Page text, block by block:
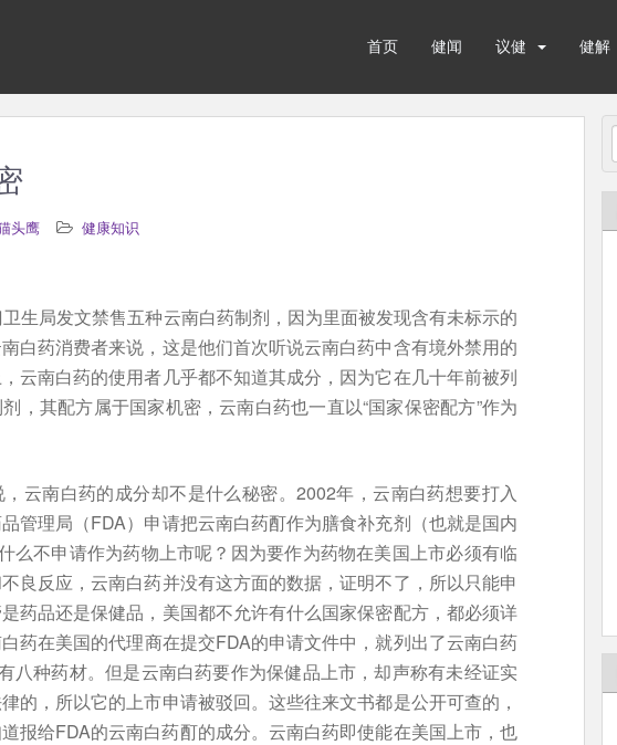
首页 健闻 议健 健解
头鹰 健康知识
生局发文禁售五种云南白药制剂，因为里面被发现含有未标示的
白药消费者来说，这是他们首次听说云南白药中含有境外禁用的
云南白药的使用者几乎都不知道其成分，因为它在几十年前被列
，其配方属于国家机密，云南白药也一直以“国家保密配方”作为
云南白药的成分却不是什么秘密。2002年，云南白药想要打入
管理局（FDA）申请把云南白药酊作为膳食补充剂（也就是国内
么不申请作为药物上市呢？因为要作为药物在美国上市必须有临
良反应，云南白药并没有这方面的数据，证明不了，所以只能申
药品还是保健品，美国都不允许有什么国家保密配方，都必须详
药在美国的代理商在提交FDA的申请文件中，就列出了云南白药
八种药材。但是云南白药要作为保健品上市，却声称有未经证实
的，所以它的上市申请被驳回。这些往来文书都是公开可查的，
报给FDA的云南白药酊的成分。云南白药即使能在美国上市，也